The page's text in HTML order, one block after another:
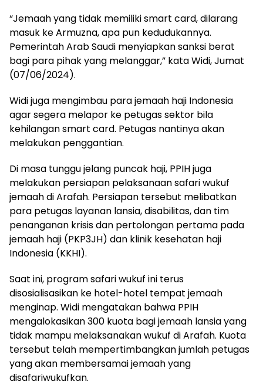
“Jemaah yang tidak memiliki smart card, dilarang
masuk ke Armuzna, apa pun kedudukannya.
Pemerintah Arab Saudi menyiapkan sanksi berat
bagi para pihak yang melanggar,” kata Widi, Jumat
(07/06/2024).
Widi juga mengimbau para jemaah haji Indonesia
agar segera melapor ke petugas sektor bila
kehilangan smart card. Petugas nantinya akan
melakukan penggantian.
Di masa tunggu jelang puncak haji, PPIH juga
melakukan persiapan pelaksanaan safari wukuf
jemaah di Arafah. Persiapan tersebut melibatkan
para petugas layanan lansia, disabilitas, dan tim
penanganan krisis dan pertolongan pertama pada
jemaah haji (PKP3JH) dan klinik kesehatan haji
Indonesia (KKHI).
Saat ini, program safari wukuf ini terus
disosialisasikan ke hotel-hotel tempat jemaah
menginap. Widi mengatakan bahwa PPIH
mengalokasikan 300 kuota bagi jemaah lansia yang
tidak mampu melaksanakan wukuf di Arafah. Kuota
tersebut telah mempertimbangkan jumlah petugas
yang akan membersamai jemaah yang
disafariwukufkan.